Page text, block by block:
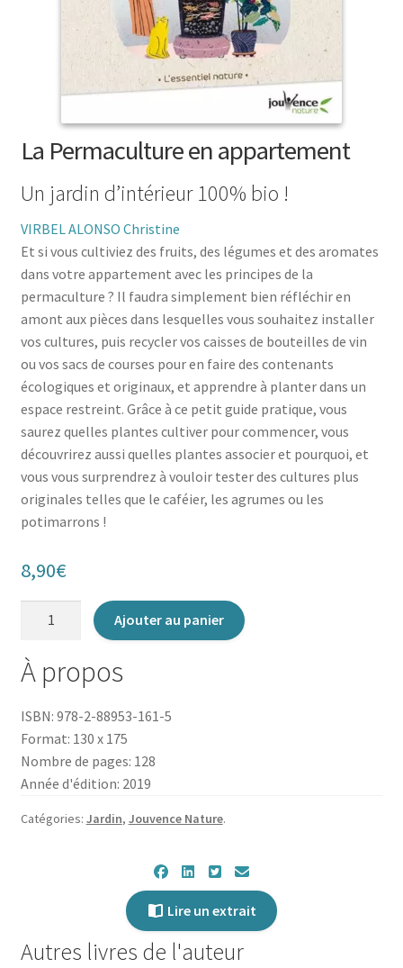
Médecine douces
Collections
La Permaculture en appartement
Un jardin d’intérieur 100% bio !
VIRBEL ALONSO Christine
Et si vous cultiviez des fruits, des légumes et des aromates
dans votre appartement avec les principes de la
permaculture ? Il faudra simplement bien réfléchir en
amont aux pièces dans lesquelles vous souhaitez installer
vos cultures, puis recycler vos caisses de bouteilles de vin
ou vos sacs de courses pour en faire des contenants
écologiques et originaux, et apprendre à planter dans un
espace restreint. Grâce à ce petit guide pratique, vous
saurez quelles plantes cultiver pour commencer, vous
découvrirez aussi quelles plantes associer et pourquoi, et
vous vous surprendrez à vouloir tester des cultures plus
originales telles que le caféier, les agrumes ou les
potimarrons !
8,90€
La
Permaculture
appartement
Ajouter au panier
À propos
ISBN: 978-2-88953-161-5
Format: 130 x 175
Nombre de pages: 128
Année d'édition: 2019
Catégories: Jardin, Jouvence Nature.
Lire un extrait
Autres livres de l'auteur